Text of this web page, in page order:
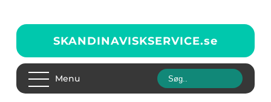
SKANDINAVISKSERVICE.se
Menu